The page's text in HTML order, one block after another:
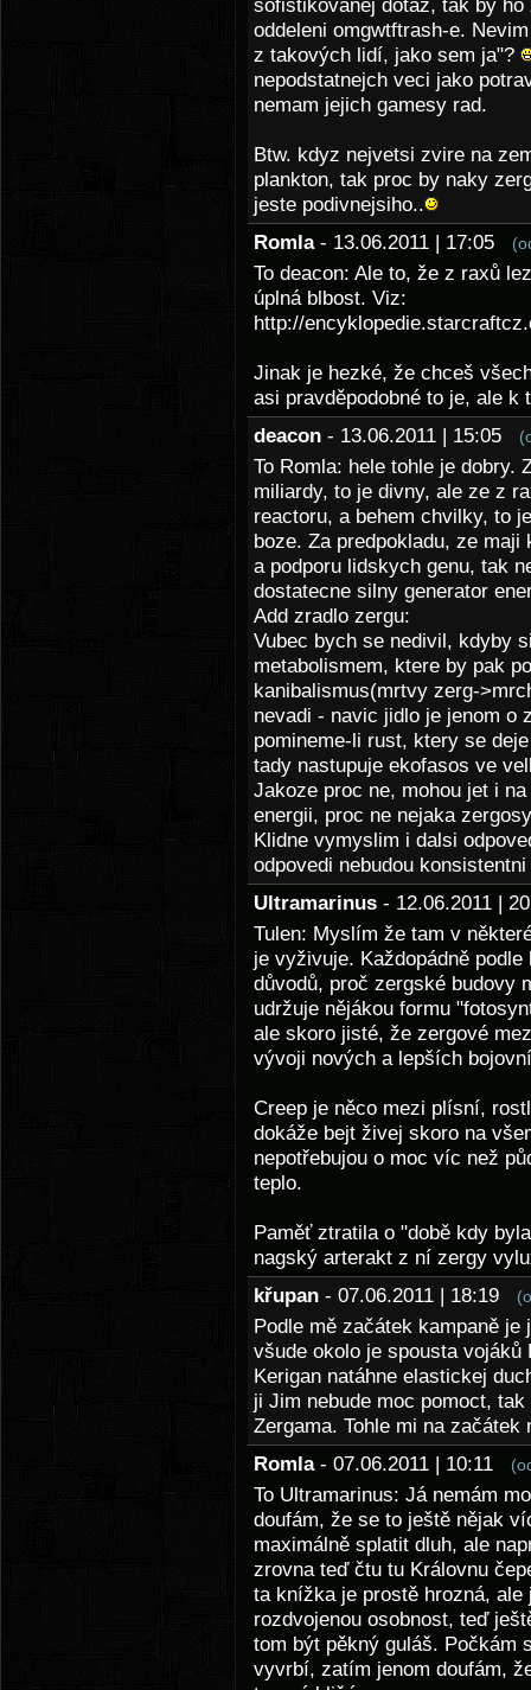
sofistikovanej dotaz, tak by
oddeleni omgwtftrash-e.
z takových lidí, jako sem ja"?
nepodstatnejch veci jako
nemam jejich gamesy rad.
Btw. kdyz nejvetsi zvire na
plankton, tak proc by naky
jeste podivnejsiho..
Romla - 13.06.2011 | 17:05
To deacon: Ale to, že z raxů
úplná blbost. Viz:
http://
Jinak je hezké, že chceš
asi pravděpodobné to je, ale k
deacon - 13.06.2011 | 15:05
To Romla: hele tohle je dobry.
miliardy, to je divny, ale ze z
reactoru, a behem chvilky, to
boze. Za predpokladu, ze
a podporu lidskych genu, tak
dostatecne silny generator
Add zradlo zergu:
Vubec bych se nedivil, kdyby
metabolismem, ktere by pak
kanibalismus(mrtvy zerg-
nevadi - navic jidlo je jenom o
pomineme-li rust, ktery se
tady nastupuje ekofasos ve
Jakoze proc ne, mohou jet i
energii, proc ne nejaka
Klidne vymyslim i dalsi
odpovedi nebudou
Ultramarinus - 12.06.2011 |
Tulen: Myslím že tam v
je vyživuje. Každopádně
důvodů, proč zergské budovy
udržuje nějákou formu
ale skoro jisté, že zergové
vývoji nových a lepších
Creep je něco mezi plísní,
dokáže bejt živej skoro na
nepotřebujou o moc víc než
teplo.
Paměť ztratila o "době kdy
nagský arterakt z ní zergy
křupan - 07.06.2011 | 18:19
Podle mě začátek kampaně
všude okolo je spousta
Kerigan natáhne elastickej
ji Jim nebude moc pomoct,
Zergama. Tohle mi na
Romla - 07.06.2011 | 10:11
To Ultramarinus: Já nemám
doufám, že se to ještě nějak
maximálně splatit dluh, ale
zrovna teď čtu tu Královnu
ta knížka je prostě hrozná, ale
rozdvojenou osobnost, teď
tom být pěkný guláš. Počkám
vyvrbí, zatím jenom doufám,